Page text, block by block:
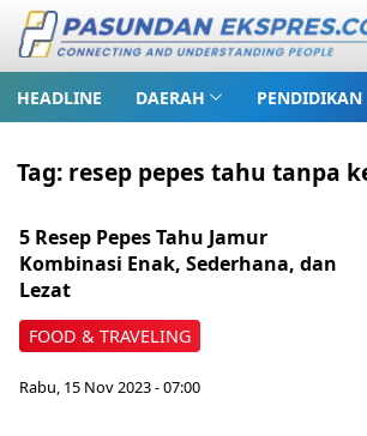
HEADLINE DAERAH PENDIDIKAN
Tag: resep pepes tahu tanpa
FOOD & TRAVELING
5 Resep Pepes Tahu Jamur
Kombinasi Enak, Sederhana, dan
Lezat
Rabu, 15 Nov 2023 - 07:00